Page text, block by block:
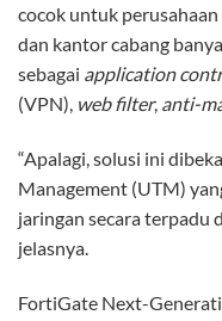
cocok untuk
dan kantor cabang
sebagai application
(VPN), web filter, anti-
“Apalagi, solusi ini
Management (UTM)
jaringan secara terpadu
jelasnya.
FortiGate Next-